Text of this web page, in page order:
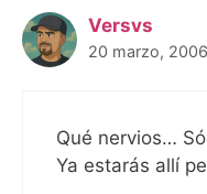
Versvs
20 marzo,
Qué nervios…
Ya estarás allí